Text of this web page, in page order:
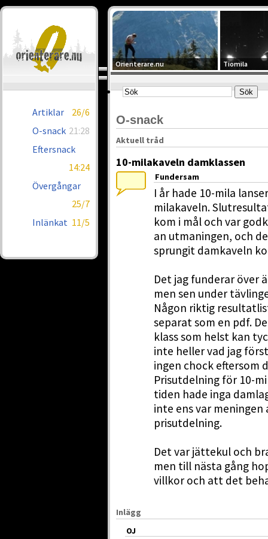
Artiklar
26/6
O-snack 21:28
Eftersnack
14:24
Övergångar
25/7
Inlänkat 11/5
Orienterare.nu Tiomila
O-snack
Aktuell tråd
10-milakaveln damklassen
Fundersam
I år hade 10-mila
milakaveln.
kom i mål och var
an utmaningen, och
sprungit damkaveln
Det jag funderar över
men sen under
Någon riktig
separat som en pdf.
klass som helst kan
inte heller vad jag
ingen chock eftersom
Prisutdelning för 10-
tiden hade inga
inte ens var
prisutdelning.
Det var jättekul och
men till nästa gång
villkor och att det
Inlägg
OJ